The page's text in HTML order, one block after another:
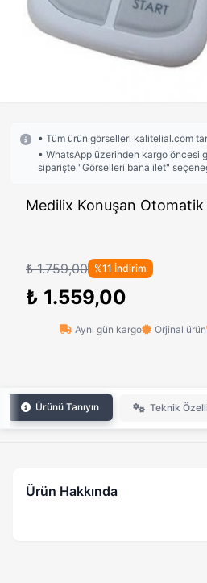
• Tüm ürün görselleri kalitelial.com
• WhatsApp üzerinden kargo öncesi
siparişte "Görselleri bana ilet"
Medilix Konuşan
₺ 1.759,00 %11 İndirim
₺ 1.559,00
Aynı gün kargo Orjinal ürün
Ürünü Tanıyın Teknik
Ürün Hakkında